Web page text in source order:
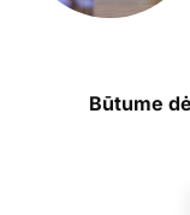
Būtume